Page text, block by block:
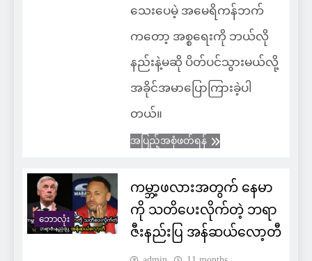
သေးပေမဲ့ အမေရိကန်ဘက်
ကတော့ အစ္စရေးကို ဘယ်လို
နည်းနဲ့မဆို ပိတ်ပင်သွားမယ်လို့
အခိုင်အမာပြောကြားခဲ့ပါ
တယ်။
အပြည့်အစုံဖတ်ရန်
ဘောလုံး
ကမ္ဘာ့ဖလားအတွက် နေမာ
ကို သတိပေးလိုက်တဲ့ ဘရာ
ဇီးနည်းပြ အန်ဆယ်လော့တီ